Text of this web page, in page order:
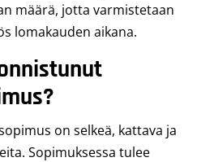
määrä, jotta varmistetaan
lomakauden aikana.
on selkeä, kattava ja
Sopimuksessa tulee